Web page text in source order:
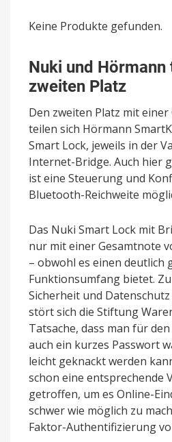
Keine Produkte gefunden.
Nuki und
zweiten Platz
Den zweiten Platz mit
teilen sich Hörmann
Smart Lock, jeweils in der
Internet-Bridge. Auch hier
ist eine Steuerung und
Bluetooth-Reichweite
Das Nuki Smart Lock mit
nur mit einer Gesamtnote
– obwohl es einen deutlich
Funktionsumfang bietet.
Sicherheit und
stört sich die Stiftung
Tatsache, dass man für
auch ein kurzes Passwort
leicht geknackt werden
schon eine entsprechende
getroffen, um es Online-
schwer wie möglich zu
Faktor-Authentifizierung